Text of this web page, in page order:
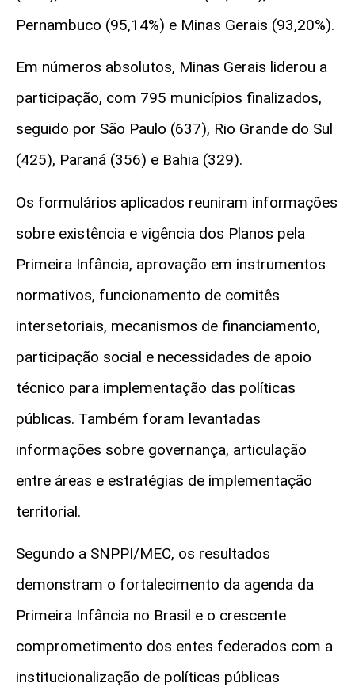
Pernambuco (95,14%) e Minas Gerais (93,20%).
Em números absolutos, Minas Gerais liderou a
participação, com 795 municípios finalizados,
seguido por São Paulo (637), Rio Grande do Sul
(425), Paraná (356) e Bahia (329).
Os formulários aplicados reuniram informações
sobre existência e vigência dos Planos pela
Primeira Infância, aprovação em instrumentos
normativos, funcionamento de comitês
intersetoriais, mecanismos de financiamento,
participação social e necessidades de apoio
técnico para implementação das políticas
públicas. Também foram levantadas
informações sobre governança, articulação
entre áreas e estratégias de implementação
territorial.
Segundo a SNPPI/MEC, os resultados
demonstram o fortalecimento da agenda da
Primeira Infância no Brasil e o crescente
comprometimento dos entes federados com a
institucionalização de políticas públicas